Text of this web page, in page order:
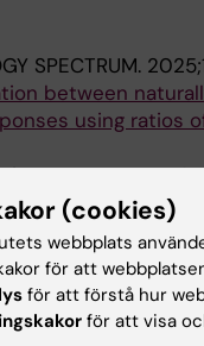
SPECTRUM.
between
using ratios
W; Danes NM;
V; Yman V; Aarum
behavior among
L; Ekstrom AM;
(cookies)
webbplats
för att
för att förstå hur
för att visa